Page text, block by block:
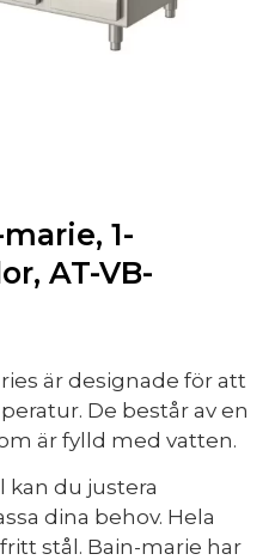
1-
AT-VB-
är designade för att
De består av en
är fylld med vatten.
du justera
dina behov. Hela
stål. Bain-marie har